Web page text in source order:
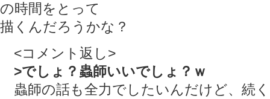
の時間をとって
描くんだろうかな？
<コメント返し>
>でしょ？蟲師いいでしょ？ｗ
蟲師の話も全力でしたいんだけど、続